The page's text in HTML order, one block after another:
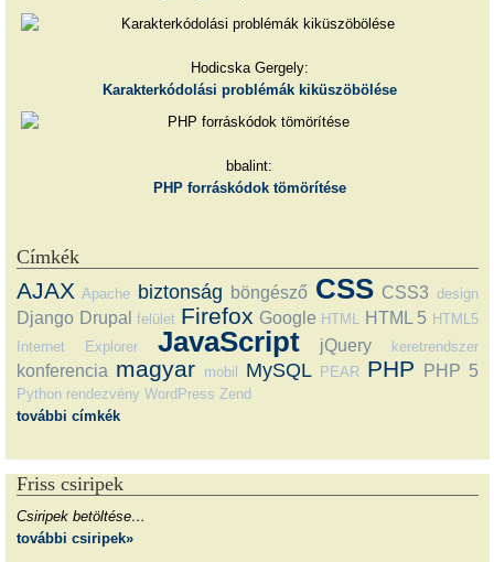
Hodicska Gergely:
Karakterkódolási problémák kiküszöbölése
bbalint:
PHP forráskódok tömörítése
Címkék
AJAX Apache biztonság böngésző CSS CSS3 design
Django Drupal felület Firefox Google HTML HTML 5 HTML5
Internet Explorer
JavaScript jQuery keretrendszer
konferencia magyar mobil MySQL PEAR PHP PHP 5
Python rendezvény WordPress Zend
további címkék
Friss csiripek
Csiripek betöltése…
további csiripek»